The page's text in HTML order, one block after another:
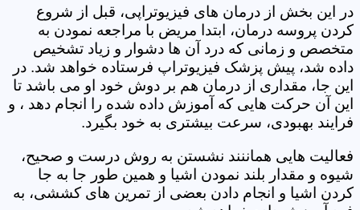
در این بخش از درمان های فیزیوتراپی، قبل از شروع
کردن پروسه درمان، ابتدا مریض با مراجعه نمودن به
متخصص و زمانی که درد آن ها دشوار و زیاد تشخیص
داده شد، پیش پزشک فیزیوتراپ فرستاده خواهد شد. در
این جا، مقداری از درمان هم بر دوش خود او می باشد تا
این آن حرکت هایی که آموزش داده شده را انجام دهد ، و
فرایند بهبودی، سرعت بیشتری به خود بگیرد.
فعالیت هایی هماننند نشستن به روش درست و صحیح،
شیوه و مقدار بلند نمودن اشیا و همین طور جا به جا
کردن اشیا و انجام دادن بعضی از تمرین های کششی، به